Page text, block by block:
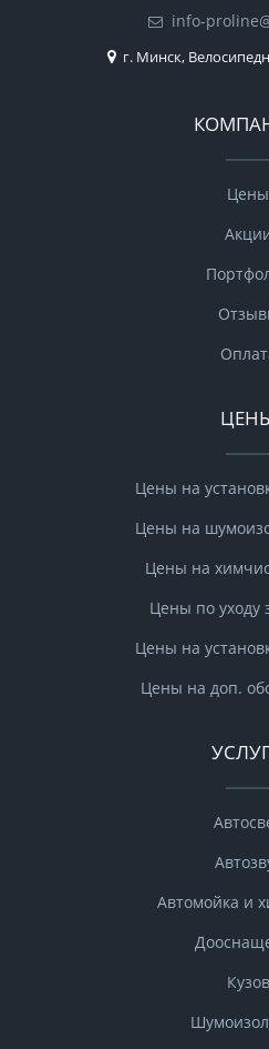
info-
г. Минск,
Цены
Цены на
Цены на
Цены на
Цены по уходу
Цены на
Цены на доп.
Автомойка и
Кузов